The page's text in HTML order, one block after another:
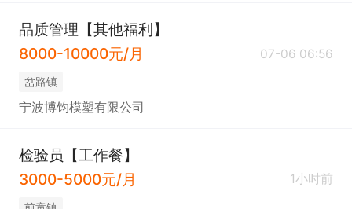
品质管理【其他福利】
8000-10000元/月
07-06 06:56
岔路镇
宁波博钧模塑有限公司
检验员【工作餐】
3000-5000元/月
1小时前